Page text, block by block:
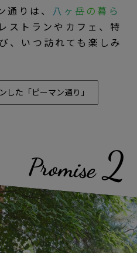
りは、 八ヶ岳の暮ら
ストランやカフェ、特
、いつ訪れても楽しみ
した「ピーマン通り」
Promise2